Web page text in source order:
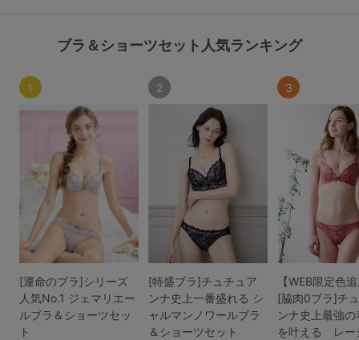
ブラ＆ショーツセット人気ランキング
1
[運命のブラ]シリーズ
人気No.1 ジェマリエー
ルブラ＆ショーツセッ
ト
2
[特盛ブラ]チュチュア
ンナ史上一番盛れる シ
ャルマンノワールブラ
＆ショーツセット
3
【WEB限定色
[脇肉0ブラ]チ
ンナ史上最強
を叶える レー